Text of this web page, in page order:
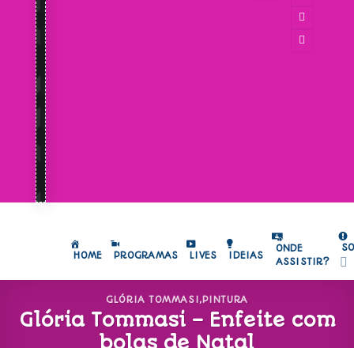
HOME PROGRAMAS LIVES IDEIAS
ONDE
ASSISTIR?
GLÓRIA TOMMASI , PINTURA
Glória Tommasi – Enfeite com
bolas de Natal